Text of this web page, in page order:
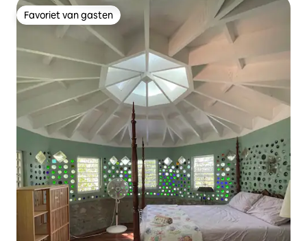
Favoriet van gasten
Favoriet van gasten